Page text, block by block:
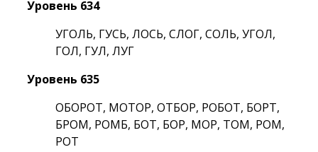
Уровень 634
УГОЛЬ, ГУСЬ, ЛОСЬ, СЛОГ, СОЛЬ, УГОЛ,
ГОЛ, ГУЛ, ЛУГ
Уровень 635
ОБОРОТ, МОТОР, ОТБОР, РОБОТ, БОРТ,
БРОМ, РОМБ, БОТ, БОР, МОР, ТОМ, РОМ,
РОТ